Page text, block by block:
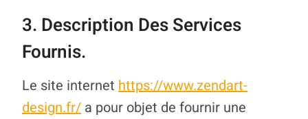
3. Description Des Services
Fournis.
Le site internet https://www.zendart-
design.fr/ a pour objet de fournir une